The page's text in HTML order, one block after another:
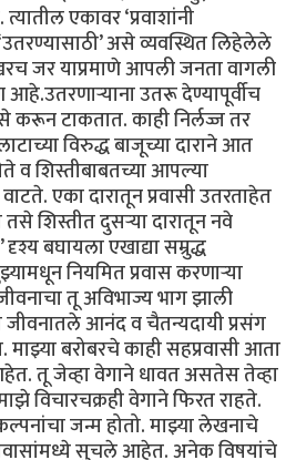
एकावर ‘प्रवाशांनी
असे व्यवस्थित लिहेलेले
जर याप्रमाणे आपली जनता वागली
आहे.उतरणाऱ्याना उतरू देण्यापूर्वीच
टाकतात. काही निर्लज्ज तर
विरुद्ध बाजूच्या दाराने आत
व शिस्तीबाबतच्या आपल्या
एका दारातून प्रवासी उतरताहेत
शिस्तीत दुसऱ्या दारातून नवे
बघायला एखाद्या सम्रुद्ध
नियमित प्रवास करणाऱ्या
तू अविभाज्य भाग झाली
आनंद व चैतन्यदायी प्रसंग
बरोबरचे काही सहप्रवासी आता
तू जेव्हा वेगाने धावत असतेस तेव्हा
विचारचक्रही वेगाने फिरत राहते.
जन्म होतो. माझ्या लेखनाचे
सुचले आहेत. अनेक विषयांचे